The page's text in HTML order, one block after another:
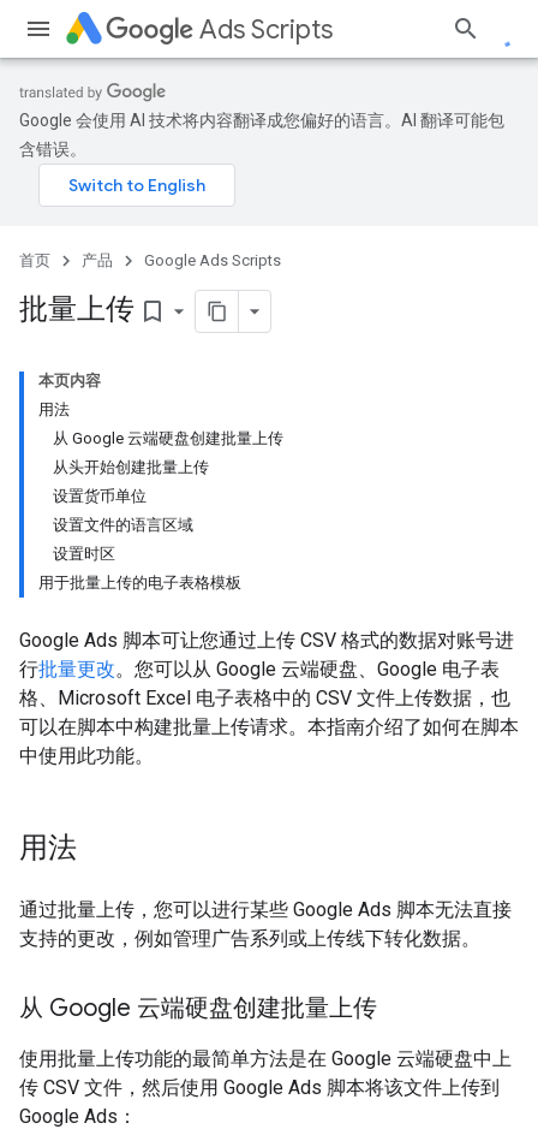
Ads Scripts
Google 会使用 AI 技术将内容翻译成您偏好的语言。AI 翻译可能包
含错误。
首页 产品 Google Ads Scripts
批量上传 bookmark_border
本页内容
用法
从 Google 云端硬盘创建批量上传
从头开始创建批量上传
设置货币单位
设置文件的语言区域
设置时区
用于批量上传的电子表格模板
Google Ads 脚本可让您通过上传 CSV 格式的数据对账号进
行批量更改。您可以从 Google 云端硬盘、Google 电子表
格、Microsoft Excel 电子表格中的 CSV 文件上传数据，也
可以在脚本中构建批量上传请求。本指南介绍了如何在脚本
中使用此功能。
用法
通过批量上传，您可以进行某些 Google Ads 脚本无法直接
支持的更改，例如管理广告系列或上传线下转化数据。
从 Google 云端硬盘创建批量上传
使用批量上传功能的最简单方法是在 Google 云端硬盘中上
传 CSV 文件，然后使用 Google Ads 脚本将该文件上传到
Google Ads：